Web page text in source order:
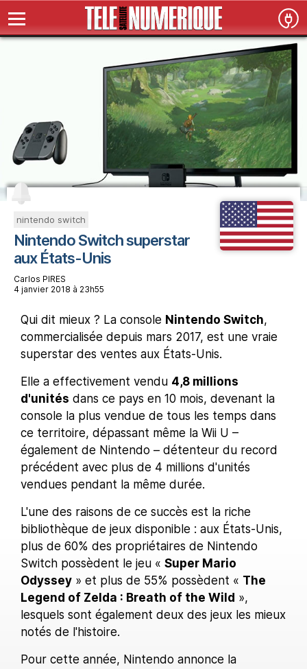
nintendo switch
Nintendo Switch superstar
aux États-Unis
Carlos PIRES
4 janvier 2018 à 23h55
Qui dit mieux ? La console Nintendo Switch,
commercialisée depuis mars 2017, est une vraie
superstar des ventes aux États-Unis.
Elle a effectivement vendu 4,8 millions
d'unités dans ce pays en 10 mois, devenant la
console la plus vendue de tous les temps dans
ce territoire, dépassant même la Wii U –
également de Nintendo – détenteur du record
précédent avec plus de 4 millions d'unités
vendues pendant la même durée.
L'une des raisons de ce succès est la riche
bibliothèque de jeux disponible : aux États-Unis,
plus de 60% des propriétaires de Nintendo
Switch possèdent le jeu « Super Mario
Odyssey » et plus de 55% possèdent « The
Legend of Zelda : Breath of the Wild »,
lesquels sont également deux des jeux les mieux
notés de l'histoire.
Pour cette année, Nintendo annonce la